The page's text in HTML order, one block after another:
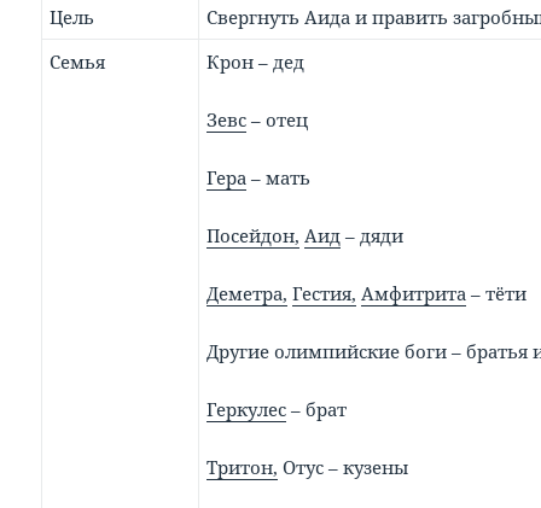
Цель
Свергнуть Аида и править
Семья
Крон – дед
Зевс – отец
Гера – мать
Посейдон, Аид – дяди
Деметра, Гестия, Амфитрита – тёти
Другие олимпийские боги – братья
Геркулес – брат
Тритон, Отус – кузены